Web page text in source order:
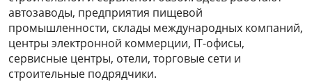
автозаводы, предприятия пищевой
промышленности, склады международных компаний,
центры электронной коммерции, IT-офисы,
сервисные центры, отели, торговые сети и
строительные подрядчики.